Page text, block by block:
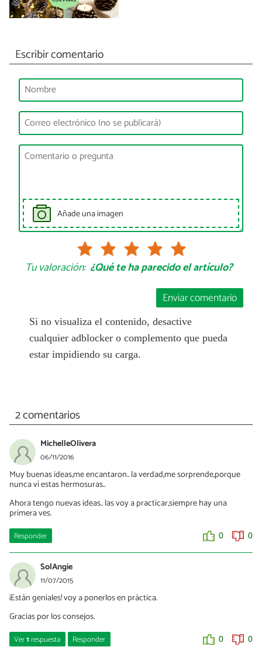
Escribir comentario
Añade una imagen
Tu valoración: ¿Qué te ha parecido el artículo?
Enviar comentario
Si no visualiza el contenido, desactive
cualquier adblocker o complemento que pueda
estar impidiendo su carga.
2 comentarios
MichelleOlivera
06/11/2016
Muy buenas ideas,me encantaron.. la verdad,me sorprende,porque
nunca ví estas hermosuras..
Ahora tengo nuevas ideas.. las voy a practicar,siempre hay una
primera ves.
Responder 0 0
SolAngie
11/07/2015
¡Están geniales! voy a ponerlos en práctica.
Gracias por los consejos.
Ver1respuesta Responder 0 0